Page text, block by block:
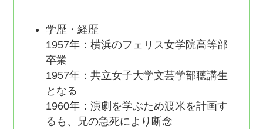
学歴・経歴
1957年：横浜のフェリス女学院高等部
卒業
1957年：共立女子大学文芸学部聴講生
となる
1960年：演劇を学ぶため渡米を計画す
るも、兄の急死により断念